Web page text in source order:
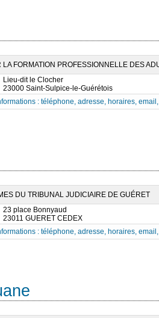
FORMATION PROFESSIONNELLE DES
Lieu-dit le Clocher
23000 Saint-Sulpice-le-Guérétois
: téléphone, adresse, horaires,
DU TRIBUNAL JUDICIAIRE DE GUÉRET
23 place Bonnyaud
23011 GUERET CEDEX
: téléphone, adresse, horaires,